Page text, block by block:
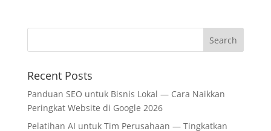
Recent Posts
Panduan SEO untuk Bisnis Lokal — Cara Naikkan
Peringkat Website di Google 2026
Pelatihan AI untuk Tim Perusahaan — Tingkatkan